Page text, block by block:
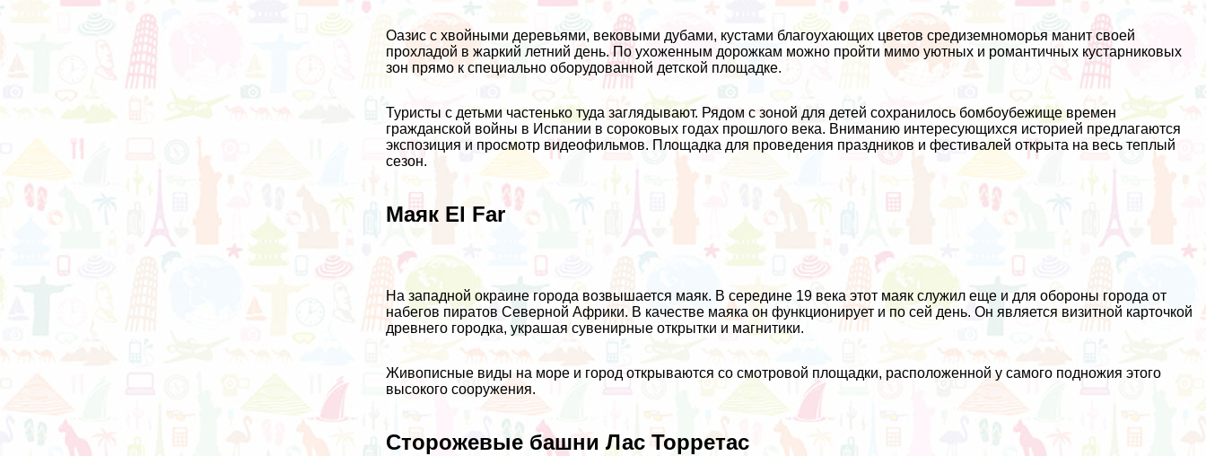
Оазис с хвойными деревьями, вековыми дубами, кустами благоухающих цветов средиземноморья манит своей
прохладой в жаркий летний день. По ухоженным дорожкам можно пройти мимо уютных и романтичных кустарниковых
зон прямо к специально оборудованной детской площадке.
Туристы с детьми частенько туда заглядывают. Рядом с зоной для детей сохранилось бомбоубежище времен
гражданской войны в Испании в сороковых годах прошлого века. Вниманию интересующихся историей предлагаются
экспозиция и просмотр видеофильмов. Площадка для проведения праздников и фестивалей открыта на весь теплый
сезон.
Маяк El Far
На западной окраине города возвышается маяк. В середине 19 века этот маяк служил еще и для обороны города от
набегов пиратов Северной Африки. В качестве маяка он функционирует и по сей день. Он является визитной карточкой
древнего городка, украшая сувенирные открытки и магнитики.
Живописные виды на море и город открываются со смотровой площадки, расположенной у самого подножия этого
высокого сооружения.
Сторожевые башни Лас Торретас